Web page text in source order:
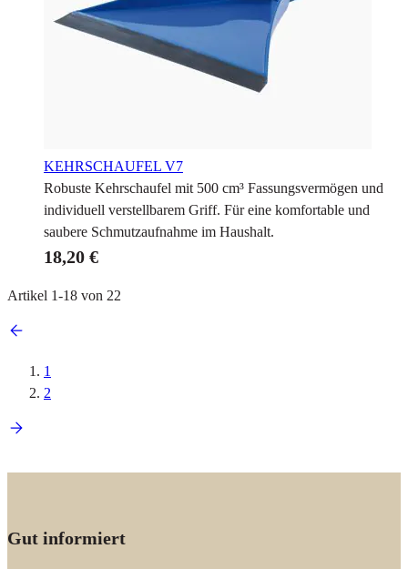
KEHRSCHAUFEL V7
Robuste Kehrschaufel mit 500 cm³ Fassungsvermögen und
individuell verstellbarem Griff. Für eine komfortable und
saubere Schmutzaufnahme im Haushalt.
18,20 €
Artikel 1-18 von 22
1
2
Gut informiert